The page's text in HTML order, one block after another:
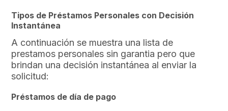
Tipos de Préstamos Personales con Decisión
Instantánea
A continuación se muestra una lista de
prestamos personales sin garantia pero que
brindan una decisión instantánea al enviar la
solicitud:
Préstamos de día de pago